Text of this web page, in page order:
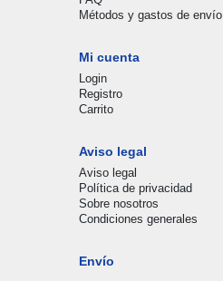
Métodos y gastos de envío
Mi cuenta
Login
Registro
Carrito
Aviso legal
Aviso legal
Política de privacidad
Sobre nosotros
Condiciones generales
Envío